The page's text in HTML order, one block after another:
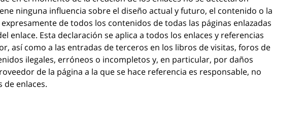
ninguna influencia sobre el diseño actual y futuro, el contenido o la
de todos los contenidos de todas las páginas enlazadas
enlace. Esta declaración se aplica a todos los enlaces y referencias
así como a las entradas de terceros en los libros de visitas, foros de
ilegales, erróneos o incompletos y, en particular, por daños
de la página a la que se hace referencia es responsable, no
de enlaces.